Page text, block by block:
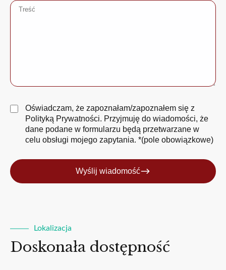
Oświadczam, że zapoznałam/zapoznałem się z
Polityką Prywatności. Przyjmuję do wiadomości, że
dane podane w formularzu będą przetwarzane w
celu obsługi mojego zapytania. *(pole obowiązkowe)
Wyślij wiadomość
Lokalizacja
Doskonała dostępność